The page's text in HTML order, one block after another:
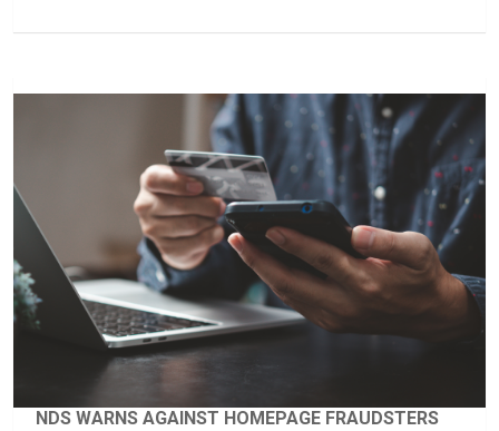
NDS WARNS AGAINST HOMEPAGE FRAUDSTERS